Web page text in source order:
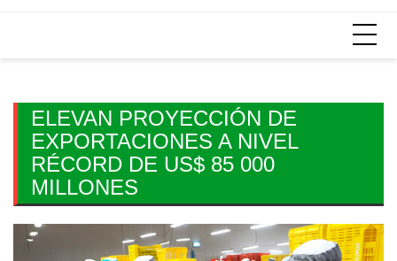
ELEVAN PROYECCIÓN DE
EXPORTACIONES A NIVEL
RÉCORD DE US$ 85 000
MILLONES